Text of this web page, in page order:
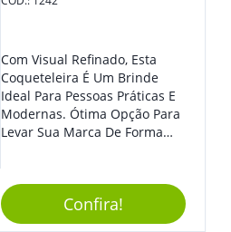
Com Visual Refinado, Esta
Coqueteleira É Um Brinde
Ideal Para Pessoas Práticas E
Modernas. Ótima Opção Para
Levar Sua Marca De Forma
Reuniões Corporativas Ou Até
Mesmo Para Presentear
Colaboradores E Parceiros De
Confira!